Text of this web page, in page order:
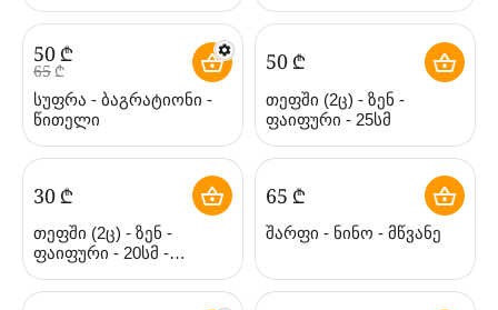
‍50‍₾
‍65‍₾
სუფრა - ბაგრატიონი -
წითელი
‍50‍₾
თეფში (2ც) - ზენ -
ფაიფური - 25სმ
‍30‍₾
თეფში (2ც) - ზენ -
ფაიფური - 20სმ -
‍65‍ ₾
შარფი - ნინო - მწვანე